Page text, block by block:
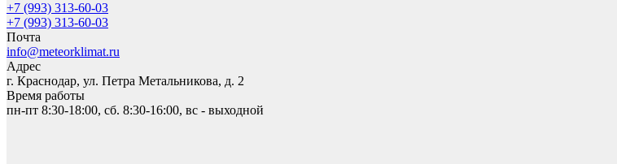
+7 (993) 313-60-03
+7 (993) 313-60-03
Почта
info@meteorklimat.ru
Адрес
г. Краснодар, ул. Петра Метальникова, д. 2
Время работы
пн-пт 8:30-18:00, сб. 8:30-16:00, вс - выходной